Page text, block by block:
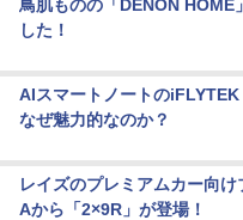
鳥肌ものの「DENON HOME
した！
AIスマートノートの
なぜ魅力的なのか？
レイズのプレミアムカー向
Aから「2×9R」が登場！